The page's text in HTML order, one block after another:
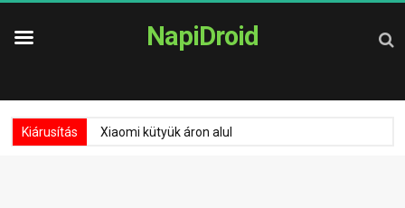
NapiDroid
Kiárusítás Xiaomi kütyük áron alul